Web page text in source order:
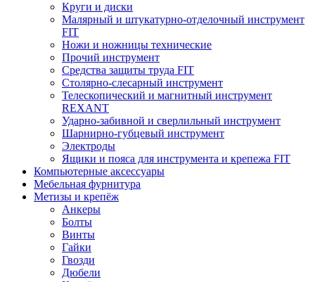
Круги и диски
Малярный и штукатурно-отделочный инструмент
FIT
Ножи и ножницы технические
Прочий инструмент
Средства защиты труда FIT
Столярно-слесарный инструмент
Телескопический и магнитный инструмент
REXANT
Ударно-забивной и сверлильный инструмент
Шарнирно-губцевый инструмент
Электроды
Ящики и пояса для инструмента и крепежа FIT
Компьютерные аксессуары
Мебельная фурнитура
Метизы и крепёж
Анкеры
Болты
Винты
Гайки
Гвозди
Дюбели